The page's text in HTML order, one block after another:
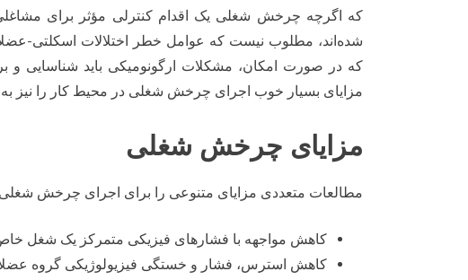
که اگرچه چرخش شغلی یک اقدام کنترلی مؤثر برای
که در صورت امکان، مشکلات ارگونومیکی باید شناسایی و
مزایای بسیار خوب اجرای چرخش شغلی در محیط کار را نیز
مزایای چرخش شغلی
مطالعات متعددی مزایای متنوعی را برای اجرای چرخش شغلی
کاهش مواجهه با فشارهای فیزیکی متمرکز یک شغل
کاهش استرس، فشار و خستگی فیزیولوژیکی گروه